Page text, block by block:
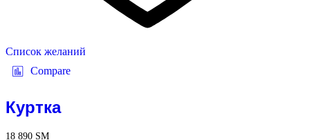
Список желаний
Compare
Куртка
18 890 ЅМ